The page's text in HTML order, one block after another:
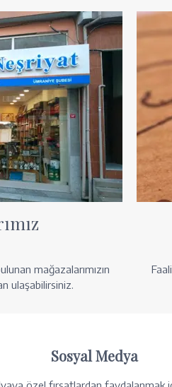
mağazalarımızın
ulaşabilirsiniz.
Sosyal Medya